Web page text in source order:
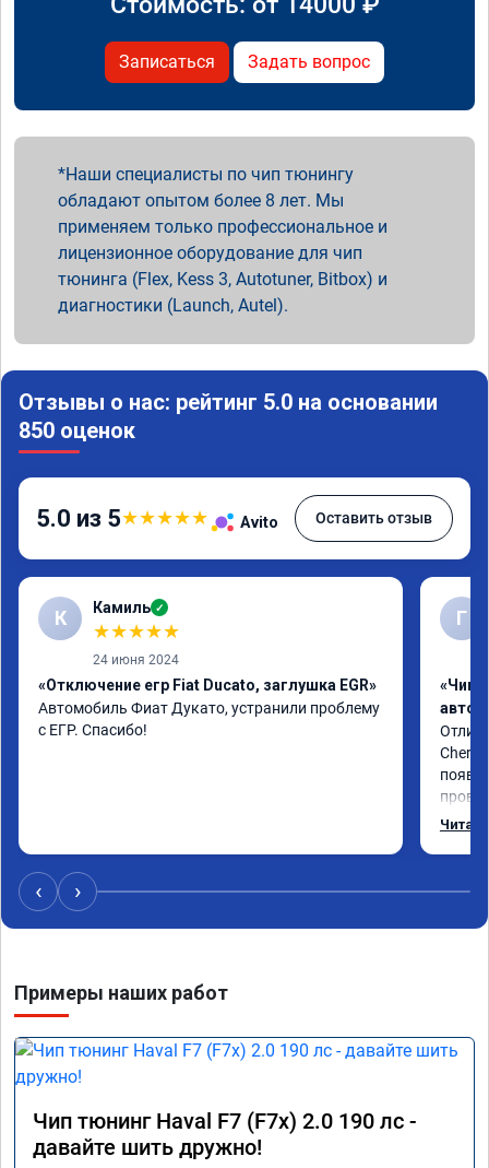
Записаться Задать вопрос
Наши специалисты по чип тюнингу
обладают опытом более 8 лет. Мы
применяем только профессиональное и
лицензионное оборудование для чип
тюнинга (Flex, Kess 3, Autotuner, Bitbox) и
диагностики (Launch, Autel).
Отзывы о нас: рейтинг 5.0 на основании
850 оценок
5.0 из 5★★★★★ Avito Оставить отзыв
К Камиль ✓
★★★★★
24 июня 2024
«Отключение егр Fiat Ducato, заглушка EGR»
Автомобиль Фиат Дукато, устранили проблему
с ЕГР. Спасибо!
Г
«Чип
Chery
‹ ›
Примеры наших работ
Чип тюнинг Haval F7 (F7x) 2.0 190 лс -
давайте шить дружно!